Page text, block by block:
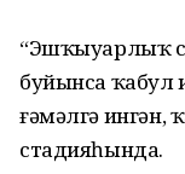
“Эшҡыуарлыҡ
буйынса ҡабул
ғәмәлгә ингән,
стадияһында.